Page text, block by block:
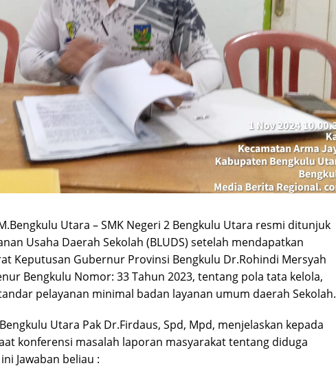
Utara – SMK Negeri 2 Bengkulu Utara resmi ditunjuk
Usaha Daerah Sekolah (BLUDS) setelah mendapatkan
Keputusan Gubernur Provinsi Bengkulu Dr.Rohindi Mersyah
Bengkulu Nomor: 33 Tahun 2023, tentang pola tata kelola,
pelayanan minimal badan layanan umum daerah Sekolah.
Utara Pak Dr.Firdaus, Spd, Mpd, menjelaskan kepada
konferensi masalah laporan masyarakat tentang diduga
Jawaban beliau :